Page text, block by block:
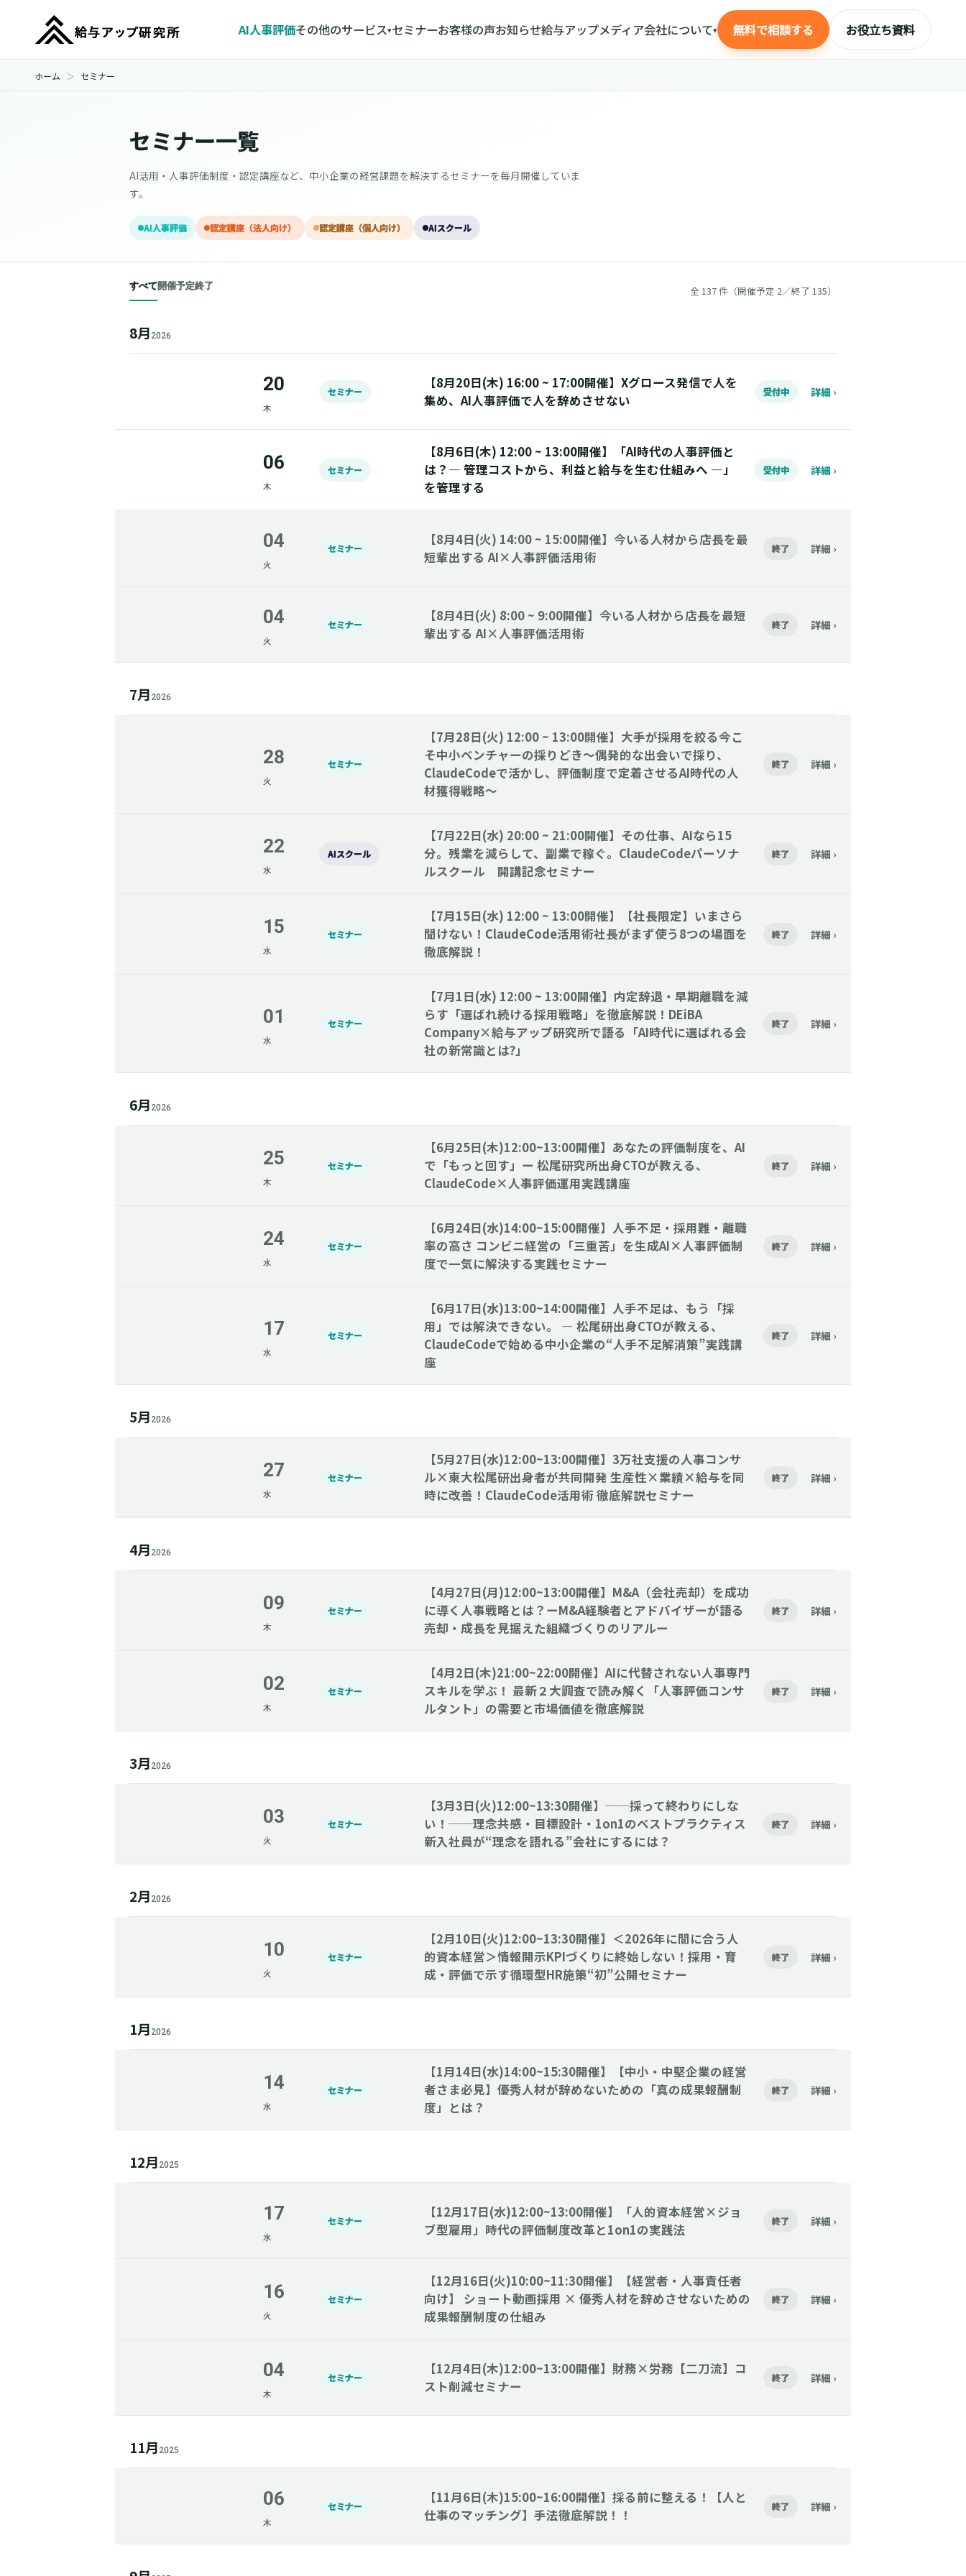
AI人事評価その他のサービス▾セミナーお客様の声お知らせ給与アップメディア会社について▾ 無料で相談する お役立ち資料
ホーム セミナー
セミナー一覧
AI活用・人事評価制度・認定講座など、中小企業の経営課題を解決するセミナーを毎月開催していま
す。
AI人事評価 認定講座（法人向け） 認定講座（個人向け） AIスクール
すべて 開催予定終了 全 137 件（開催予定 2／終了 135）
8月 2026
20
木
セミナー
【8月20日(木) 16:00 ~ 17:00開催】Xグロース発信で人を
集め、AI人事評価で人を辞めさせない
受付中 詳細 ›
06
木
セミナー
【8月6日(木) 12:00 ~ 13:00開催】「AI時代の人事評価と
は？― 管理コストから、利益と給与を生む仕組みへ ―」
を管理する
受付中 詳細 ›
04
火
セミナー
【8月4日(火) 14:00 ~ 15:00開催】今いる人材から店長を最
短輩出する AI×人事評価活用術
終了 詳細 ›
04
火
セミナー
【8月4日(火) 8:00 ~ 9:00開催】今いる人材から店長を最短
輩出する AI×人事評価活用術
終了 詳細 ›
7月 2026
28
火
セミナー
【7月28日(火) 12:00 ~ 13:00開催】大手が採用を絞る今こ
そ中小ベンチャーの採りどき～偶発的な出会いで採り、
ClaudeCodeで活かし、評価制度で定着させるAI時代の人
材獲得戦略～
終了 詳細 ›
22
水
AIスクール
【7月22日(水) 20:00 ~ 21:00開催】その仕事、AIなら15
分。残業を減らして、副業で稼ぐ。ClaudeCodeパーソナ
ルスクール 開講記念セミナー
終了 詳細 ›
15
水
セミナー
【7月15日(水) 12:00 ~ 13:00開催】【社長限定】いまさら
聞けない！ClaudeCode活用術社長がまず使う8つの場面を
徹底解説！
終了 詳細 ›
01
水
セミナー
【7月1日(水) 12:00 ~ 13:00開催】内定辞退・早期離職を減
らす「選ばれ続ける採用戦略」を徹底解説！DEiBA
Company×給与アップ研究所で語る「AI時代に選ばれる会
社の新常識とは?」
終了 詳細 ›
6月 2026
25
木
セミナー
【6月25日(木)12:00~13:00開催】あなたの評価制度を、AI
で「もっと回す」ー 松尾研究所出身CTOが教える、
ClaudeCode×人事評価運用実践講座
終了 詳細 ›
24
水
セミナー
【6月24日(水)14:00~15:00開催】人手不足・採用難・離職
率の高さ コンビニ経営の「三重苦」を生成AI×人事評価制
度で一気に解決する実践セミナー
終了 詳細 ›
17
水
セミナー
【6月17日(水)13:00~14:00開催】人手不足は、もう「採
用」では解決できない。 ― 松尾研出身CTOが教える、
ClaudeCodeで始める中小企業の“人手不足解消策”実践講
座
終了 詳細 ›
5月 2026
27
水
セミナー
【5月27日(水)12:00~13:00開催】3万社支援の人事コンサ
ル×東大松尾研出身者が共同開発 生産性×業績×給与を同
時に改善！ClaudeCode活用術 徹底解説セミナー
終了 詳細 ›
4月 2026
09
木
セミナー
【4月27日(月)12:00~13:00開催】M&A（会社売却）を成功
に導く人事戦略とは？ーM&A経験者とアドバイザーが語る
売却・成長を見据えた組織づくりのリアルー
終了 詳細 ›
02
木
セミナー
【4月2日(木)21:00~22:00開催】AIに代替されない人事専門
スキルを学ぶ！ 最新２大調査で読み解く「人事評価コンサ
ルタント」の需要と市場価値を徹底解説
終了 詳細 ›
3月 2026
03
火
セミナー
【3月3日(火)12:00~13:30開催】──採って終わりにしな
い！──理念共感・目標設計・1on1のベストプラクティス
新入社員が“理念を語れる”会社にするには？
終了 詳細 ›
2月 2026
10
火
セミナー
【2月10日(火)12:00~13:30開催】＜2026年に間に合う人
的資本経営＞情報開示KPIづくりに終始しない！採用・育
成・評価で示す循環型HR施策“初”公開セミナー
終了 詳細 ›
1月 2026
14
水
セミナー
【1月14日(水)14:00~15:30開催】【中小・中堅企業の経営
者さま必見】優秀人材が辞めないための「真の成果報酬制
度」とは？
終了 詳細 ›
12月 2025
17
水
セミナー
【12月17日(水)12:00~13:00開催】「人的資本経営×ジョ
ブ型雇用」時代の評価制度改革と1on1の実践法
終了 詳細 ›
16
火
セミナー
【12月16日(火)10:00~11:30開催】【経営者・人事責任者
向け】 ショート動画採用 × 優秀人材を辞めさせないための
成果報酬制度の仕組み
終了 詳細 ›
04
木
セミナー
【12月4日(木)12:00~13:00開催】財務×労務【二刀流】コ
スト削減セミナー
終了 詳細 ›
11月 2025
06
木
セミナー
【11月6日(木)15:00~16:00開催】採る前に整える！【人と
仕事のマッチング】手法徹底解説！！
終了 詳細 ›